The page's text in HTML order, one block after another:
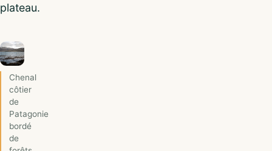
plateau.
Chenal
côtier
de
Patagonie
bordé
de